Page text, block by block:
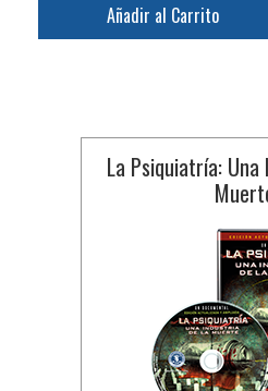
Añadir al Carrito
La Psiquiatría: